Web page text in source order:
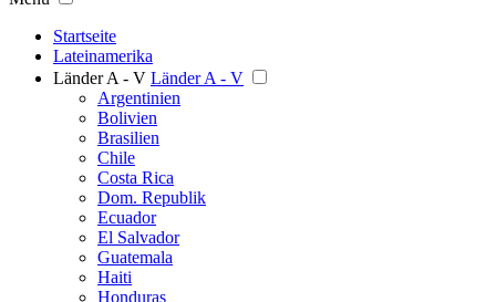
Startseite
Lateinamerika
Länder A - V Länder A - V
Argentinien
Bolivien
Brasilien
Chile
Costa Rica
Dom. Republik
Ecuador
El Salvador
Guatemala
Haiti
Honduras